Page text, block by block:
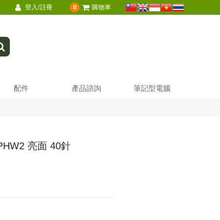
登入/註冊 0 購物車
配件 產品諮詢 筆記型電腦
亮面 40針